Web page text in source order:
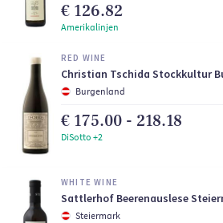
€ 126.82
Amerikalinjen
RED WINE
Christian Tschida Stockkultur
Burgenland
€ 175.00 - 218.18
DiSotto +2
WHITE WINE
Sattlerhof Beerenauslese
Steiermark